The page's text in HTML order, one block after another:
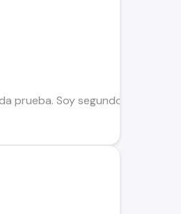
prueba. Soy segundo dueño,